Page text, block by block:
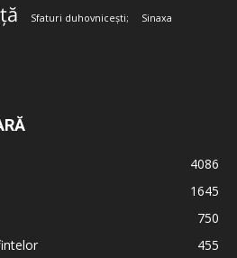
Sfaturi duhovnicești; Sinaxa
4086
1645
750
455